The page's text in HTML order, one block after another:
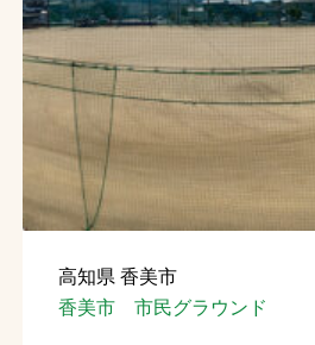
高知県 香美市
香美市 市民グラウンド